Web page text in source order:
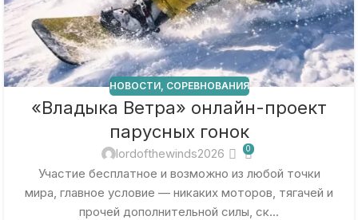
НОВОСТИ, СОРЕВНОВАНИЯ
«Владыка Ветра» онлайн-проект
парусных гонок
lordofthewinds2026 0
Участие бесплатное и возможно из любой точки
мира, главное условие — никаких моторов, тягачей и
прочей дополнительной силы, ск...